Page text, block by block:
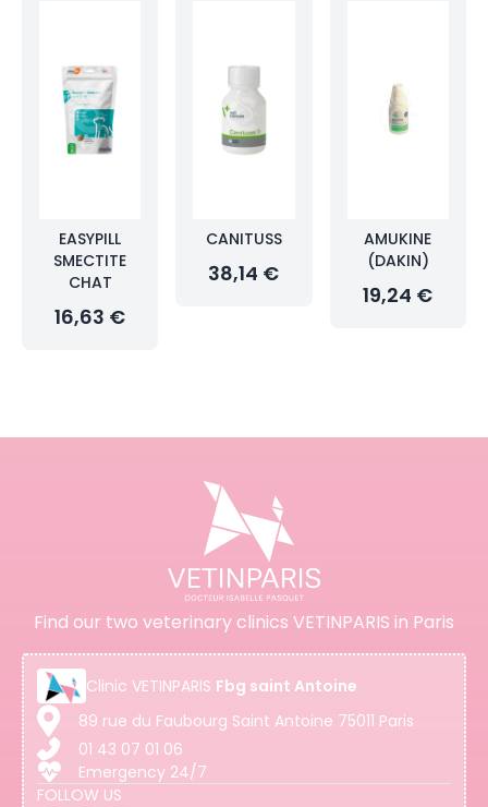
EASYPILL
SMECTITE
CHAT
16,63 €
CANITUSS
38,14 €
AMUKINE
(DAKIN)
19,24 €
Find our two veterinary clinics VETINPARIS in Paris
Clinic VETINPARIS Fbg saint Antoine
89 rue du Faubourg Saint Antoine 75011 Paris
01 43 07 01 06
Emergency 24/7
FOLLOW US